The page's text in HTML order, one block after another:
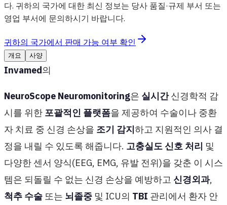
다. 귀하의 국가에 대한 최신 정보는 당사 품질·규제 부서 또는
영업 부서에 문의하시기 바랍니다.
귀하의 국가에서 판매 가능 여부 확인
개요 사양
Invamed의
NeuroScope Neuromonitoring은 실시간신경학적 감
시를 위한 포괄적인 플랫폼을 제공하여 수술이나 중환
자 치료 중 신경 손상을 조기 감지하고 지원적인 의사 결
정을 내릴 수 있도록 해줍니다. 고충실도 신호 처리 및
다양한 센서 양식(EEG, EMG, 유발 전위)을 갖춘 이 시스
템은 되돌릴 수 없는 신경 손상을 예방하고 신경외과,
척추 수술 또는 뇌졸중 및 ICU의 TBI 관리에서 환자 안